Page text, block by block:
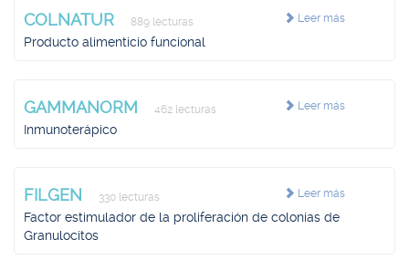
Leer más
COLNATUR 889 lecturas
Producto alimenticio funcional
Leer más
GAMMANORM 462 lecturas
Inmunoterápico
Leer más
FILGEN 330 lecturas
Factor estimulador de la proliferación de colonias de
Granulocitos